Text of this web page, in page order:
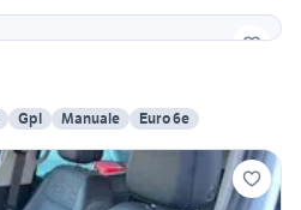
Gpl Manuale Euro 6e